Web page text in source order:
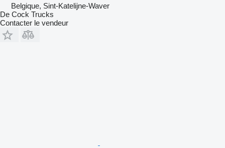
Belgique, Sint-Katelijne-Waver
De Cock Trucks
Contacter le vendeur